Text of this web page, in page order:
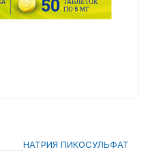
НАТРИЯ ПИКОСУЛЬФАТ